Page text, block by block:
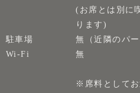
(お席とは別に
ります)
駐車場
無（近隣のパ
Wi-Fi
無
※席料として